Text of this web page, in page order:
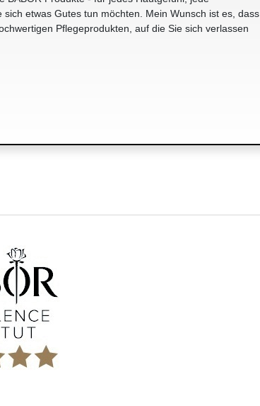
etwas Gutes tun möchten. Mein Wunsch ist es, dass
Pflegeprodukten, auf die Sie sich verlassen